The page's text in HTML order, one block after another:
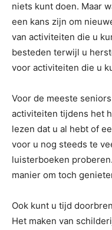
niets kunt doen. Maar
een kans zijn om
van activiteiten die u
besteden terwijl u
voor activiteiten die u
Voor de meeste
activiteiten tijdens het
lezen dat u al hebt of
voor u nog steeds te
luisterboeken
manier om toch
Ook kunt u tijd
Het maken van